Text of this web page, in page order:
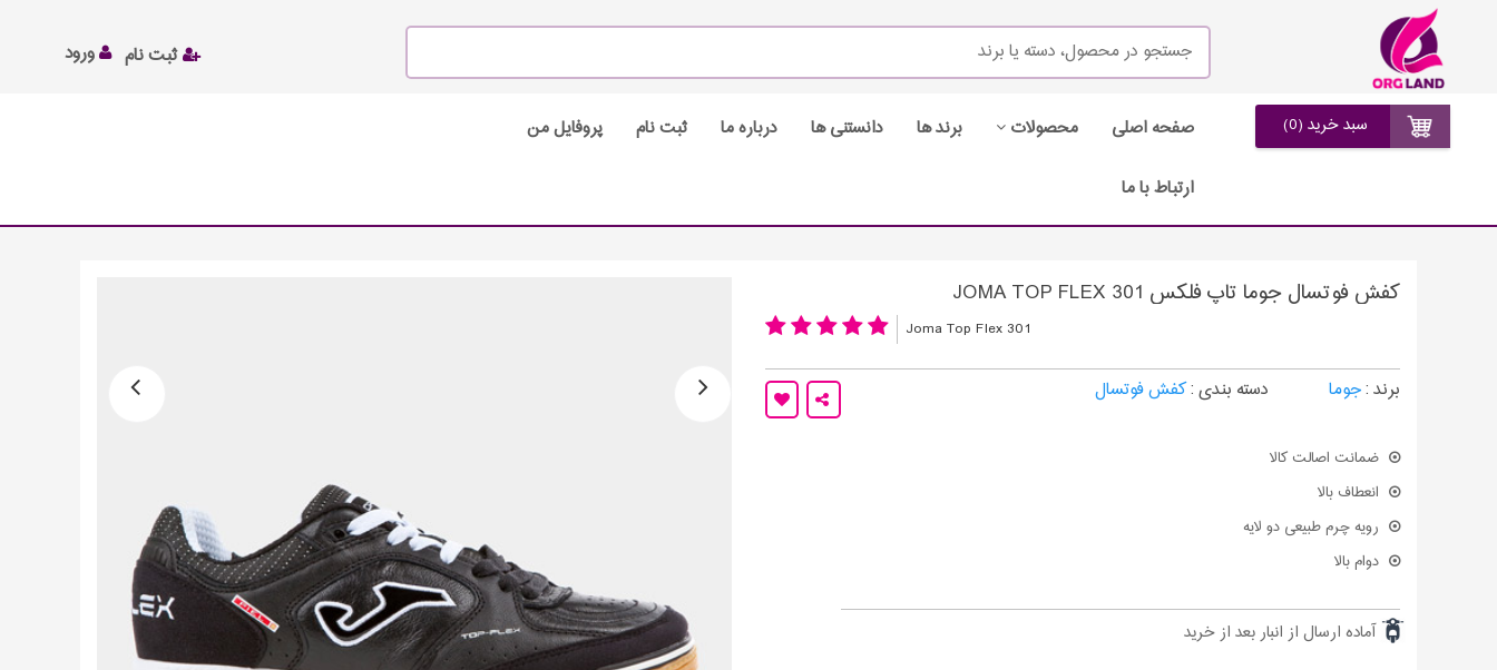
ورود ثبت نام
صفحه اصلی محصولات برند ها دانستنی ها درباره ما ثبت نام پروفایل من
ارتباط با ما
سبد خرید (0)
کفش فوتسال جوما تاپ فلکس JOMA TOP FLEX 301
Joma Top Flex 301
برند :جوما دسته بندی :کفش فوتسال
ضمانت اصالت کالا
انعطاف بالا
رویه چرم طبیعی دو لایه
دوام بالا
آماده ارسال از انبار بعد از خرید